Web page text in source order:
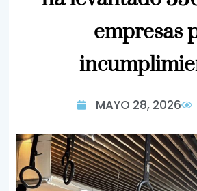
empresas
MAYO 28, 2026